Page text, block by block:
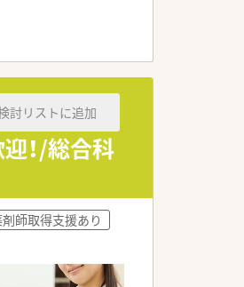
希望に合わ
！/総合科
討リストに追加
師取得支援あり